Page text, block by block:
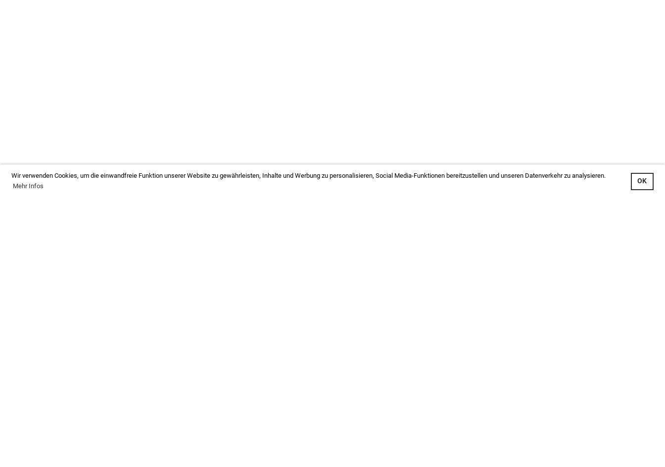
Wir verwenden Cookies, um die einwandfreie Funktion unserer Website zu gewährleisten, Inhalte und Werbung zu personalisieren, Social Media-Funktionen bereitzustellen und unseren Datenverkehr zu analysieren.
Mehr Infos
OK